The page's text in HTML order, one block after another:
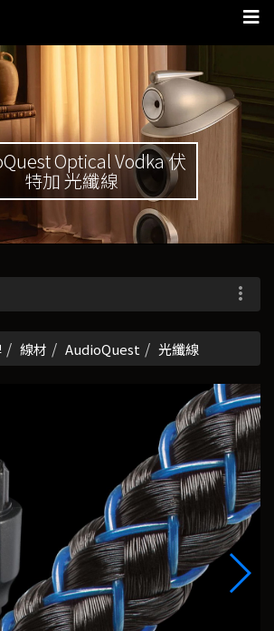
Optical Vodka 伏
特加 光纖線
線材 AudioQuest 光纖線